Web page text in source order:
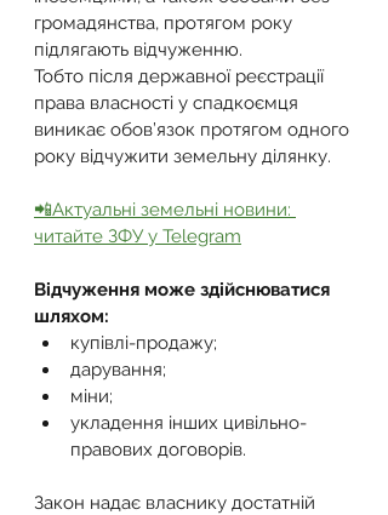
громадянства, протягом року
підлягають відчуженню.
Тобто після державної реєстрації
права власності у спадкоємця
виникає обов’язок протягом одного
року відчужити земельну ділянку.
📲Актуальні земельні новини:
читайте ЗФУ у Telegram
Відчуження може здійснюватися
шляхом:
купівлі-продажу;
дарування;
міни;
укладення інших цивільно-
правових договорів.
Закон надає власнику достатній